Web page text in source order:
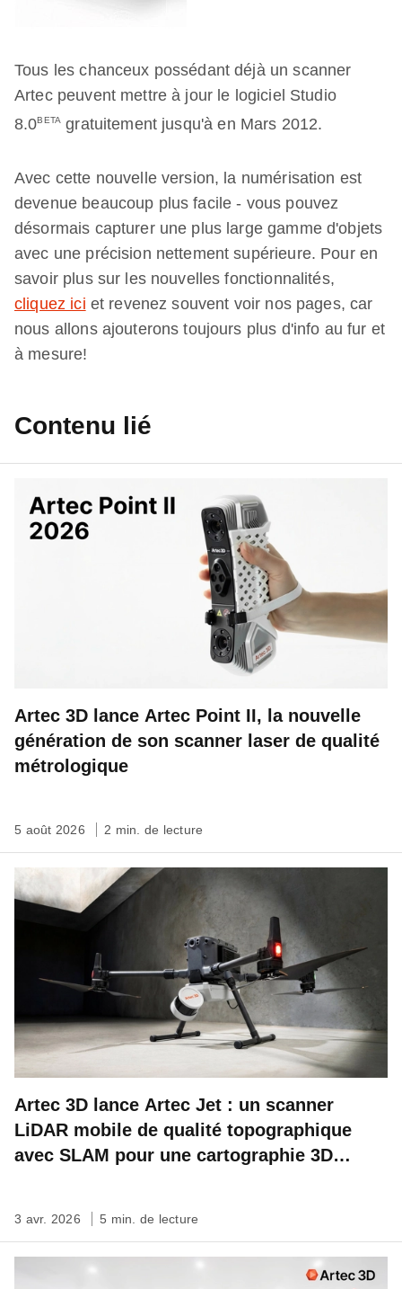
Tous les chanceux possédant déjà un scanner
Artec peuvent mettre à jour le logiciel Studio
8.0BETA gratuitement jusqu'à en Mars 2012.
Avec cette nouvelle version, la numérisation est
devenue beaucoup plus facile - vous pouvez
désormais capturer une plus large gamme d'objets
avec une précision nettement supérieure. Pour en
savoir plus sur les nouvelles fonctionnalités,
cliquez ici et revenez souvent voir nos pages, car
nous allons ajouterons toujours plus d'info au fur et
à mesure!
Contenu lié
Artec 3D lance Artec Point II, la nouvelle
génération de son scanner laser de qualité
métrologique
5 août 2026 2 min. de lecture
Artec 3D lance Artec Jet : un scanner
LiDAR mobile de qualité topographique
avec SLAM pour une cartographie 3D
3 avr. 2026 5 min. de lecture